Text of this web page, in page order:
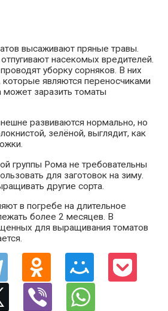
высаживают пряные травы.
насекомых вредителей.
уборку сорняков. В них
которые являются переносчиками
может заразить томаты
развиваются нормально, но
зелёной, выглядит, как
группы Рома не требовательны
для заготовок на зиму.
другие сорта.
в погребе на длительное
более 2 месяцев. В
для выращивания томатов